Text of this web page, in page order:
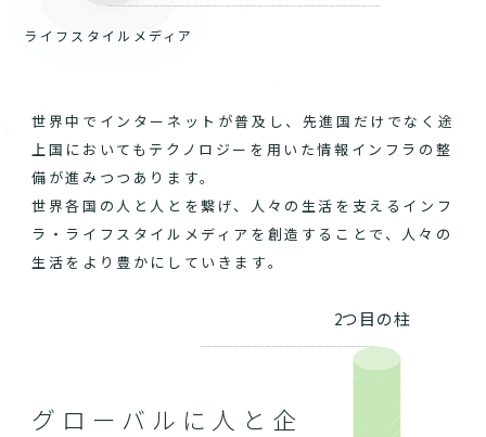
ライフスタイルメディア
世界中でインターネットが普及し、先進国だけでなく途
上国においてもテクノロジーを用いた情報インフラの整
備が進みつつあります。
世界各国の人と人とを繋げ、人々の生活を支えるインフ
ラ・ライフスタイルメディアを創造することで、人々の
生活をより豊かにしていきます。
グローバルに人と企
2つ目の柱